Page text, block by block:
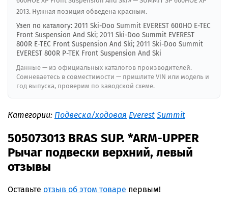
2013. Нужная позиция обведена красным.
Узел по каталогу: 2011 Ski-Doo Summit EVEREST 600HO E-TEC
Front Suspension And Ski; 2011 Ski-Doo Summit EVEREST
800R E-TEC Front Suspension And Ski; 2011 Ski-Doo Summit
EVEREST 800R P-TEK Front Suspension And Ski
Данные — из официальных каталогов производителей.
Сомневаетесь в совместимости — пришлите VIN или модель и
год выпуска, проверим по заводской схеме.
Категории: Подвеска/ходовая Everest Summit
505073013 BRAS SUP. *ARM-UPPER
Рычаг подвески верхний, левый
отзывы
Оставьте отзыв об этом товаре первым!